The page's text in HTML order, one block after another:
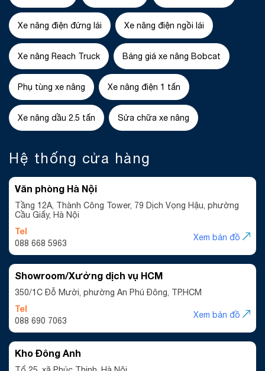
Xe nâng điện đứng lái Xe nâng điện ngồi lái
Xe nâng Reach Truck Bảng giá xe nâng Bobcat
Phụ tùng xe nâng Xe nâng điện 1 tấn
Xe nâng dầu 2.5 tấn Sửa chữa xe nâng
Hệ thống cửa hàng
Văn phòng Hà Nội
Tầng 12A, Thành Công Tower, 79 Dịch Vọng Hậu, phường
Cầu Giấy, Hà Nội
Tel
088 668 5963
Xem bản đồ
Showroom/Xưởng dịch vụ HCM
350/1C Đỗ Mười, phường An Phú Đông, TP.HCM
Tel
088 690 7063
Xem bản đồ
Kho Đông Anh